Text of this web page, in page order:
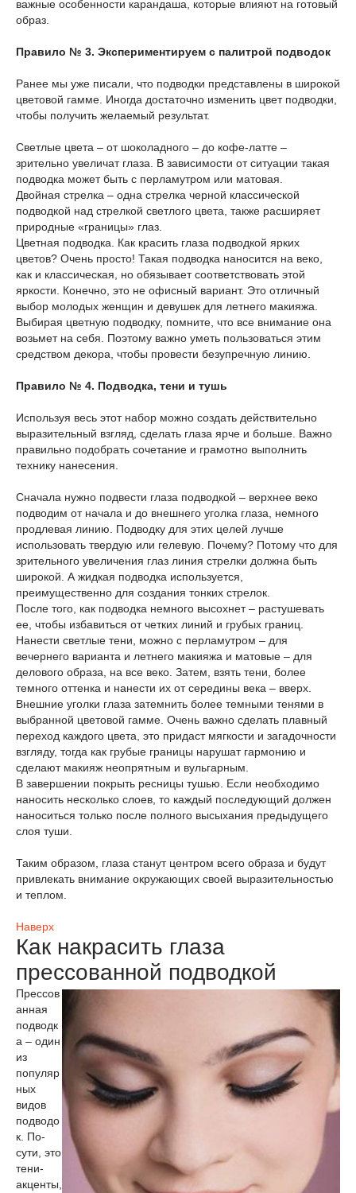
важные особенности карандаша, которые влияют на готовый
образ.
Правило № 3. Экспериментируем с палитрой подводок
Ранее мы уже писали, что подводки представлены в широкой
цветовой гамме. Иногда достаточно изменить цвет подводки,
чтобы получить желаемый результат.
Светлые цвета – от шоколадного – до кофе-латте –
зрительно увеличат глаза. В зависимости от ситуации такая
подводка может быть с перламутром или матовая.
Двойная стрелка – одна стрелка черной классической
подводкой над стрелкой светлого цвета, также расширяет
природные «границы» глаз.
Цветная подводка. Как красить глаза подводкой ярких
цветов? Очень просто! Такая подводка наносится на веко,
как и классическая, но обязывает соответствовать этой
яркости. Конечно, это не офисный вариант. Это отличный
выбор молодых женщин и девушек для летнего макияжа.
Выбирая цветную подводку, помните, что все внимание она
возьмет на себя. Поэтому важно уметь пользоваться этим
средством декора, чтобы провести безупречную линию.
Правило № 4. Подводка, тени и тушь
Используя весь этот набор можно создать действительно
выразительный взгляд, сделать глаза ярче и больше. Важно
правильно подобрать сочетание и грамотно выполнить
технику нанесения.
Сначала нужно подвести глаза подводкой – верхнее веко
подводим от начала и до внешнего уголка глаза, немного
продлевая линию. Подводку для этих целей лучше
использовать твердую или гелевую. Почему? Потому что для
зрительного увеличения глаз линия стрелки должна быть
широкой. А жидкая подводка используется,
преимущественно для создания тонких стрелок.
После того, как подводка немного высохнет – растушевать
ее, чтобы избавиться от четких линий и грубых границ.
Нанести светлые тени, можно с перламутром – для
вечернего варианта и летнего макияжа и матовые – для
делового образа, на все веко. Затем, взять тени, более
темного оттенка и нанести их от середины века – вверх.
Внешние уголки глаза затемнить более темными тенями в
выбранной цветовой гамме. Очень важно сделать плавный
переход каждого цвета, это придаст мягкости и загадочности
взгляду, тогда как грубые границы нарушат гармонию и
сделают макияж неопрятным и вульгарным.
В завершении покрыть ресницы тушью. Если необходимо
наносить несколько слоев, то каждый последующий должен
наноситься только после полного высыхания предыдущего
слоя туши.
Таким образом, глаза станут центром всего образа и будут
привлекать внимание окружающих своей выразительностью
и теплом.
Наверх
Как накрасить глаза
прессованной подводкой
Прессов
анная
подводк
а – один
из
популяр
ных
видов
подводо
к. По-
сути, это
тени-
акценты,